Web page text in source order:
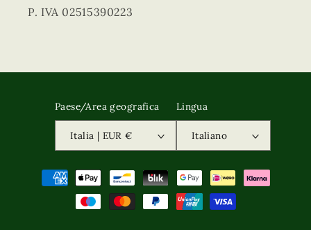
P. IVA 02515390223
Paese/Area geografica
Italia | EUR €
Lingua
Italiano
Metodi
pagamento